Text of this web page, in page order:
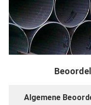
Algemene